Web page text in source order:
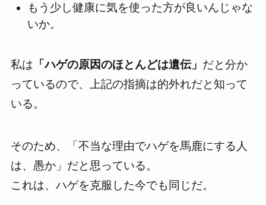
もう少し健康に気を使った方が良いんじゃな
いか。
私は 「ハゲの原因のほとんどは遺伝」 だと分か
っているので、上記の指摘は的外れだと知って
いる。
そのため、
「不当な理由でハゲを馬鹿にする人
は、愚か」 だと思っている。
これは、ハゲを克服した今でも同じだ。